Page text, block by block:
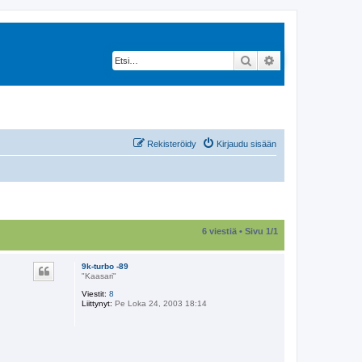
Etsi
Kirjaudu sisään
Rekisteröidy
6 viestiä • Sivu 1/1
9k-turbo -89
"Kaasari"
Viestit: 8
Liittynyt: Pe Loka 24, 2003 18:14